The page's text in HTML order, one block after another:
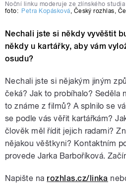
Noční linku moderuje ze zlínského studia
foto: Petra Kopásková, Český rozhlas,
Nechali jste si někdy vyvěštit
někdy u kartářky, aby vám
osudu?
Nechali jste si nějakým jiným
čeká? Jak to probíhalo? Seděla
to známe z filmů? A splnilo se
se podle vás věřit kartářkám?
člověk měl řídit jejich radami?
nějakou věštkyni? Kontaktním
provede Jarka Barboříková.
Napište na rozhlas.cz/linka